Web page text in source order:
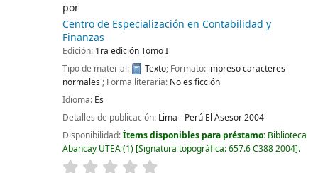
por
Centro de Especialización en Contabilidad y
Finanzas
Edición: 1ra edición Tomo I
Tipo de material:
Texto; Formato: impreso caracteres
normales ; Forma literaria: No es ficción
Idioma: Es
Detalles de publicación: Lima - Perú El Asesor2004
Disponibilidad:Ítems disponibles para préstamo: Biblioteca
Abancay UTEA(1) Signatura topográfica:657.6 C388 2004 .